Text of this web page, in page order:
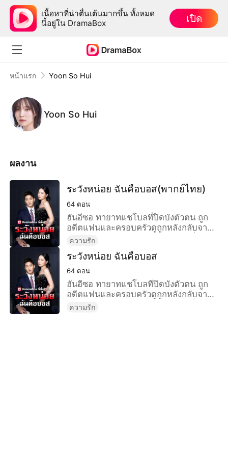
เนื้อหาที่น่าตื่นเต้นมากขึ้น ทั้งหมด
นี้อยู่ใน DramaBox
เปิด
หน้าแรก Yoon So Hui
Yoon So Hui
ผลงาน
ระวังหน่อย ฉันคือบอส(พากย์ไทย)
64 ตอน
ฮันอีซอ ทายาทแชโบลที่ปิดบังตัวตน ถูก
อดีตแฟนและครอบครัวดูถูกหลังกลับจาก
แอฟริกา จนยุนเซฮยอน ซีอีโอหนุ่มยื่นข้อ
จากศัตรู เธอจึงเปิดเผยฐานะที่แท้จริงใน
ฐานะผู้อยู่เบื้องหลังพันธมิตรการลงทุน
ระดับโลก “ธันเดอร์เซอร์เคิล” สะเทือนทั้ง
แวดวงไฮโซ
ความรัก
ระวังหน่อย ฉันคือบอส
64 ตอน
ฮันอีซอ ทายาทแชโบลที่ปิดบังตัวตน ถูก
อดีตแฟนและครอบครัวดูถูกหลังกลับจาก
แอฟริกา จนยุนเซฮยอน ซีอีโอหนุ่มยื่นข้อ
ความรัก